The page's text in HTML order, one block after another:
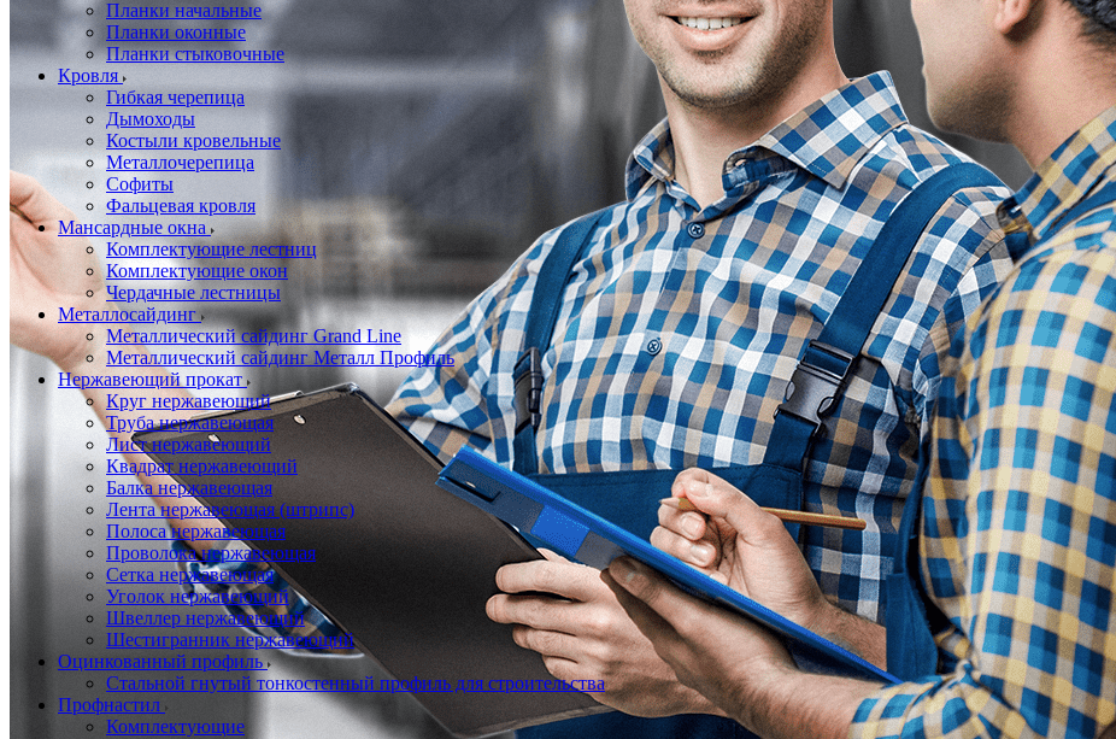
Планки начальные
Планки оконные
Планки стыковочные
Кровля
Гибкая черепица
Дымоходы
Костыли кровельные
Металлочерепица
Софиты
Фальцевая кровля
Мансардные окна
Комплектующие лестниц
Комплектующие окон
Чердачные лестницы
Металлосайдинг
Металлический сайдинг Grand Line
Металлический сайдинг Металл Профиль
Нержавеющий прокат
Круг нержавеющий
Труба нержавеющая
Лист нержавеющий
Квадрат нержавеющий
Балка нержавеющая
Лента нержавеющая (штрипс)
Полоса нержавеющая
Проволока нержавеющая
Сетка нержавеющая
Уголок нержавеющий
Швеллер нержавеющий
Шестигранник нержавеющий
Оцинкованный профиль
Стальной гнутый тонкостенный профиль для строительства
Профнастил
Комплектующие